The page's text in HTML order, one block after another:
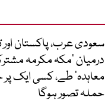
سعودی عرب، پاکستان اور
درمیان ’مکہ مکرمہ
معاہدہ‘ طے، کسی ایک پر
حملہ تصور ہوگا